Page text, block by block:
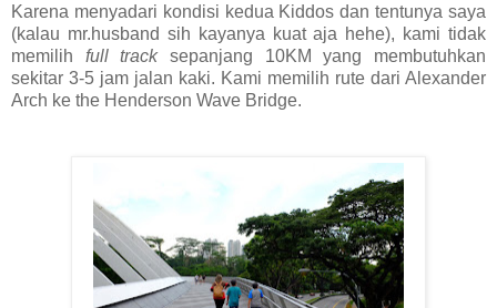
Karena menyadari kondisi kedua Kiddos dan tentunya saya
(kalau mr.husband sih kayanya kuat aja hehe), kami tidak
memilih full tracksepanjang 10KM yang membutuhkan
sekitar 3-5 jam jalan kaki. Kami memilih rute dari Alexander
Arch ke the Henderson Wave Bridge.